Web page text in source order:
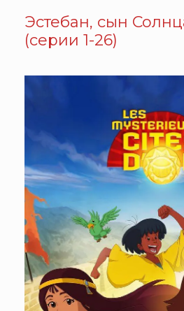
Эстебан, сын
(серии 1-26)